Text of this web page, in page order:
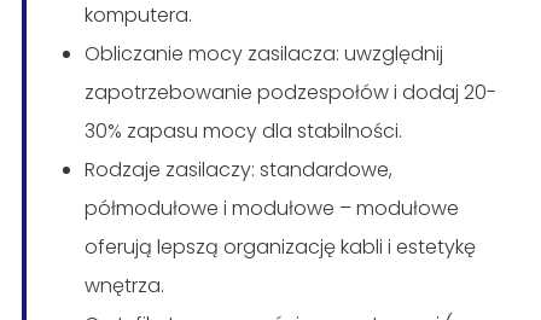
komputera.
Obliczanie mocy zasilacza: uwzględnij
zapotrzebowanie podzespołów i dodaj 20-
30% zapasu mocy dla stabilności.
Rodzaje zasilaczy: standardowe,
półmodułowe i modułowe – modułowe
oferują lepszą organizację kabli i estetykę
wnętrza.